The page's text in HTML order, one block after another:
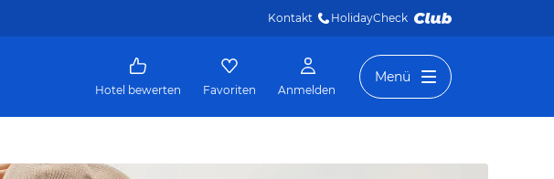
Kontakt HolidayCheck
Hotel bewerten Favoriten Anmelden
Menü